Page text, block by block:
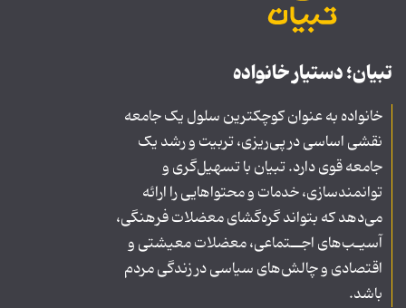
تبیان؛ دستیار خانواده
خانواده به عنوان کوچکترین سلول یک جامعه
نقشی اساسی در پی‌ریزی، تربیت و رشد یک
جامعه قوی دارد. تبیان با تسهیل‌گری و
توانمندسازی، خدمات و محتواهایی را ارائه
می‌دهد که بتواند گره‌گشای معضلات فرهنگی،
آسیـب‌های اجــتماعی، معضلات معیشتی و
اقتصادی و چالش‌های سیاسی در زندگی مردم
باشد.